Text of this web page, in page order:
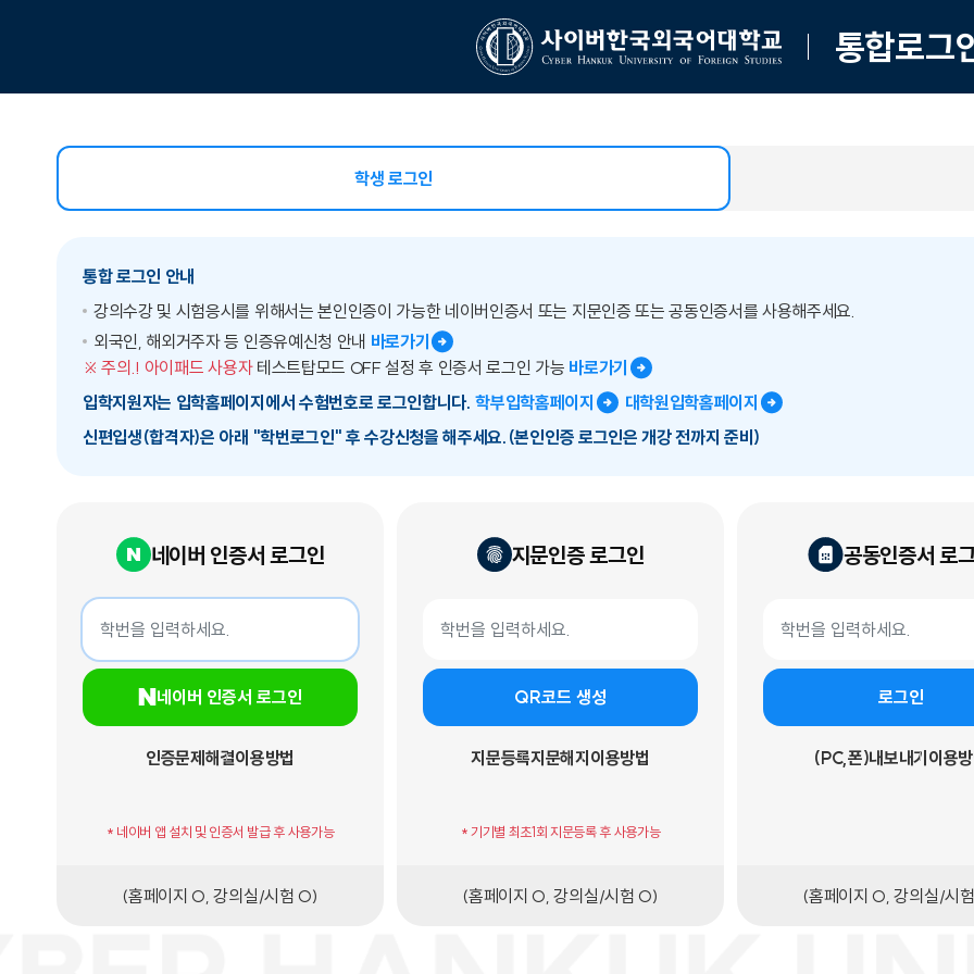
통합로그
학생 로그인
선택됨
통합 로그인 안내
강의수강 및 시험응시를 위해서는 본인인증이 가능한 네이버인증서 또는 지문인증 또는 공동인증서를 사용해주세요.
외국인, 해외거주자 등 인증유예신청 안내 바로가기
※ 주의.! 아이패드 사용자테스트탑모드 OFF 설정 후 인증서 로그인 가능 바로가기
입학지원자는 입학홈페이지에서 수험번호로 로그인합니다.학부입학홈페이지
대학원입학홈페이지
신편입생(합격자)은 아래 "학번로그인" 후 수강신청을 해주세요.(본인인증 로그인은 개강 전까지 준비)
네이버 인증서 로그인
네이버 인증서 로그인
학번
네이버 인증서 로그인
인증문제해결이용방법
* 네이버 앱 설치 및 인증서 발급 후 사용가능
(홈페이지 O, 강의실/시험 O)
지문인증 로그인
QR코드 생성
지문등록지문해지 이용방법
* 기기별 최초1회 지문등록 후 사용가능
(홈페이지 O, 강의실/시험 O)
공동인증서 로
로그인
(PC,폰)내보내기 이용
(홈페이지 O, 강의실/시